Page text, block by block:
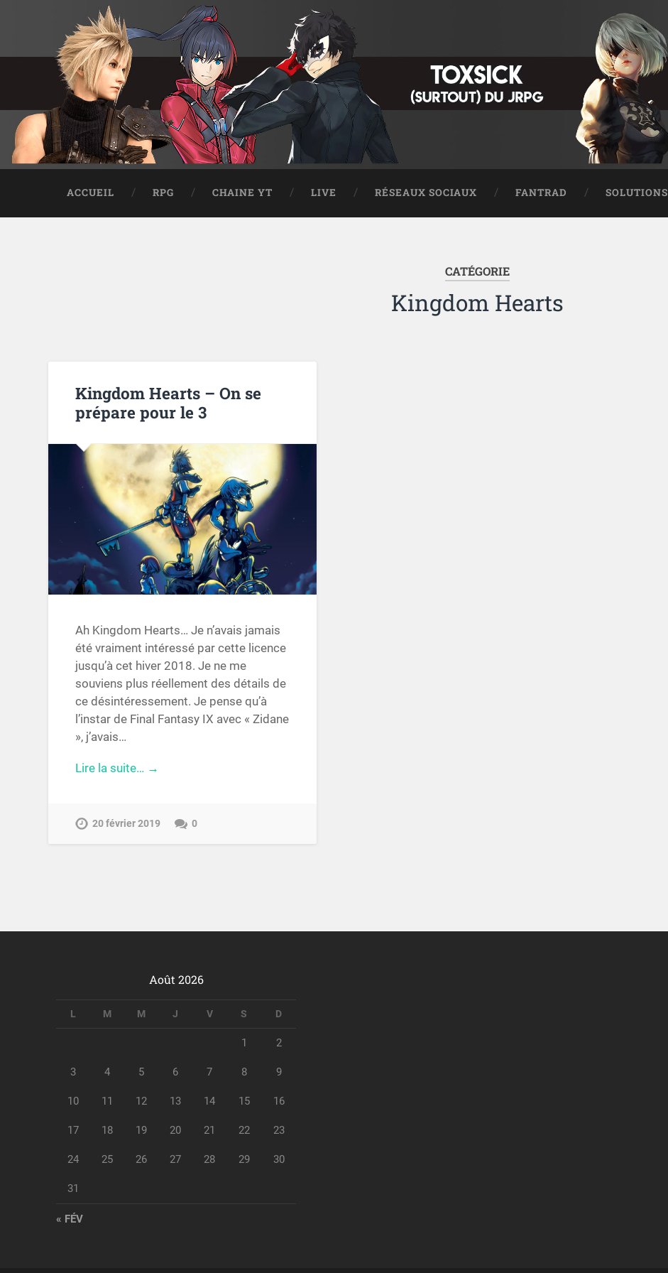
ACCUEIL RPG CHAINE YT LIVE RÉSEAUX SOCIAUX FANTRAD SOLUTIONS
CATÉGORIE
Kingdom Hearts
Kingdom Hearts – On se
prépare pour le 3
Ah Kingdom Hearts… Je n’avais jamais
été vraiment intéressé par cette licence
jusqu’à cet hiver 2018. Je ne me
souviens plus réellement des détails de
ce désintéressement. Je pense qu’à
l’instar de Final Fantasy IX avec « Zidane
», j’avais…
Lire la suite… →
20 février 2019 0
Août 2026
L M M J V S D
1 2
3 4 5 6 7 8 9
10 11 12 13 14 15 16
17 18 19 20 21 22 23
24 25 26 27 28 29 30
31
« FÉV